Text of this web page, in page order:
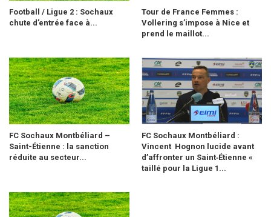
Football / Ligue 2 : Sochaux
chute d’entrée face à...
Tour de France Femmes :
Vollering s’impose à Nice et
prend le maillot...
FC Sochaux Montbéliard –
Saint-Étienne : la sanction
réduite au secteur...
FC Sochaux Montbéliard :
Vincent Hognon lucide avant
d’affronter un Saint‑Étienne «
taillé pour la Ligue 1...